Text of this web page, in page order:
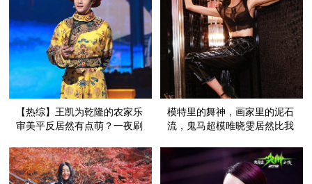
【热综】王凯为乾隆的农家乐
审美平反居然有点萌？一夜刷
明星！
模特里的舞神，画家里的泥石
流，鬼马超模雎晓雯居然比我